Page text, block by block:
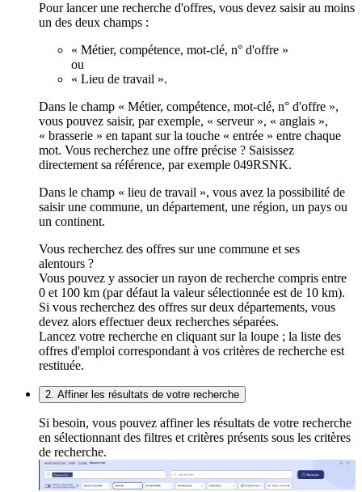
Pour lancer une recherche d'offres, vous devez saisir au moins
un des deux champs :
« Métier, compétence, mot-clé, n° d'offre »
ou
« Lieu de travail ».
Dans le champ « Métier, compétence, mot-clé, n° d'offre »,
vous pouvez saisir, par exemple, « serveur », « anglais »,
« brasserie » en tapant sur la touche « entrée » entre chaque
mot. Vous recherchez une offre précise ? Saisissez
directement sa référence, par exemple 049RSNK.
Dans le champ « lieu de travail », vous avez la possibilité de
saisir une commune, un département, une région, un pays ou
un continent.
Vous recherchez des offres sur une commune et ses
alentours ?
Vous pouvez y associer un rayon de recherche compris entre
0 et 100 km (par défaut la valeur sélectionnée est de 10 km).
Si vous recherchez des offres sur deux départements, vous
devez alors effectuer deux recherches séparées.
Lancez votre recherche en cliquant sur la loupe ; la liste des
offres d'emploi correspondant à vos critères de recherche est
restituée.
2. Affiner les résultats de votre recherche
Si besoin, vous pouvez affiner les résultats de votre recherche
en sélectionnant des filtres et critères présents sous les critères
de recherche.